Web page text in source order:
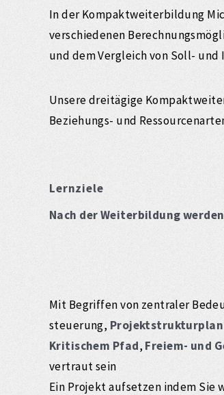
In der Kompaktweiterbildung
verschiedenen
und dem Vergleich von Soll-
Unsere dreitägige
Beziehungs- und
Lernziele
Nach der Weiterbildung
Mit Begriffen von zentraler
steuerung,
Kritischem Pfad,Freiem- und
vertraut sein
Ein Projekt aufsetzen indem Sie